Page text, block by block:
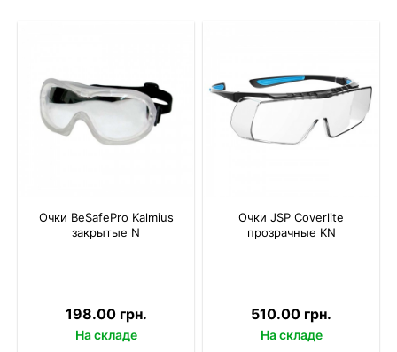
Очки BeSafePro Kalmius
закрытые N
198.00 грн.
На складе
Очки JSP Coverlite
прозрачные KN
510.00 грн.
На складе